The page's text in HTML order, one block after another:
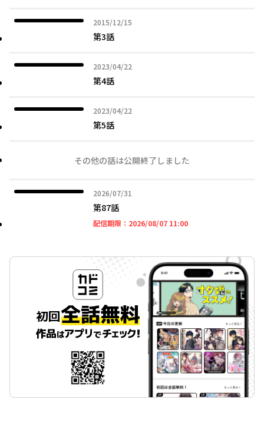
2015/12/15
2015年12月15日
第3話
2023/04/22
2023年04月22日
第4話
2023/04/22
2023年04月22日
第5話
その他の話は公開終了しました
2026/07/31
2026年07月31日
第87話
配信期限： 2026/08/07 11:002026年08月07日 11時